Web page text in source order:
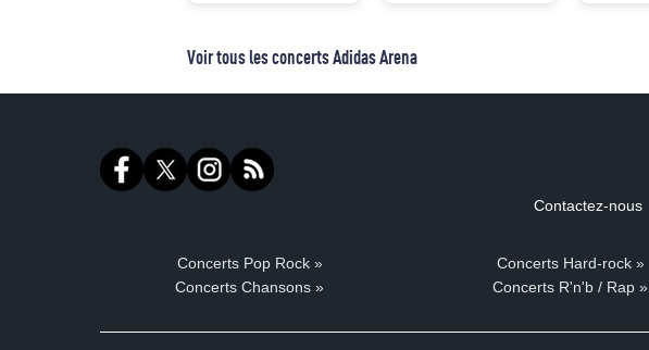
Voir tous les concerts Adidas Arena
Contactez-nous
Concerts Pop Rock »
Concerts Chansons »
Concerts Hard-rock »
Concerts R'n'b / Rap »